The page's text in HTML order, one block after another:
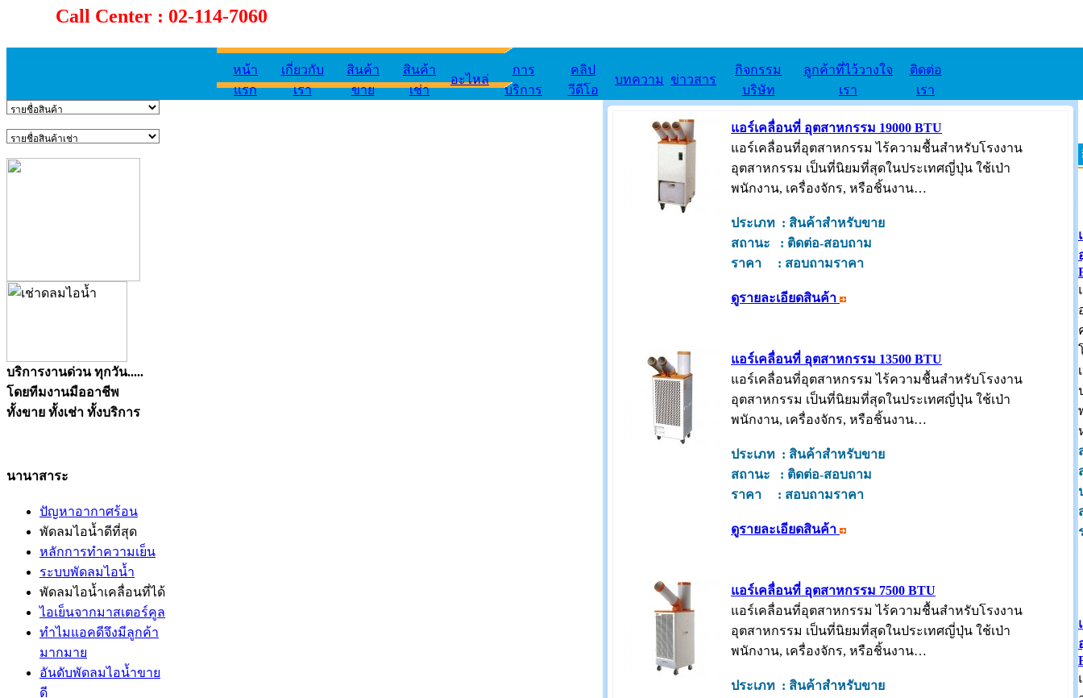
Call Center : 02-114-7060
หน้า
แรก
เกี่ยวกับ
เรา
สินค้า
ขาย
สินค้า
เช่า
อะไหล่
การ
บริการ
คลิป
วีดีโอ
บทความ ข่าวสาร
กิจกรรม
บริษัท
ลูกค้าที่ไว้วางใจ
เรา
ติดต่อ
เรา
บริการงานด่วน ทุกวัน.....
โดยทีมงานมืออาชีพ
ทั้งขาย ทั้งเช่า ทั้งบริการ
นานาสาระ
ปัญหาอากาศร้อน
พัดลมไอน้ำดีที่สุด
หลักการทำความเย็น
ระบบพัดลมไอน้ำ
พัดลมไอน้ำเคลื่อนที่ได้
ไอเย็นจากมาสเตอร์คูล
ทำไมแอคดีจึงมีลูกค้า
มากมาย
อันดับพัดลมไอน้ำขาย
ดี
แอร์เคลื่อนที่ อุตสาหกรรม 19000 BTU
แอร์เคลื่อนที่อุตสาหกรรม ไร้ความชื้นสำหรับโรงงาน
อุตสาหกรรม เป็นที่นิยมที่สุดในประเทศญี่ปุ่น ใช้เป่า
พนักงาน, เครื่องจักร, หรือชิ้นงาน…
ประเภท : สินค้าสำหรับขาย
สถานะ : ติดต่อ-สอบถาม
ราคา : สอบถามราคา
ดูรายละเอียดสินค้า
แอร์เคลื่อนที่ อุตสาหกรรม 13500 BTU
แอร์เคลื่อนที่อุตสาหกรรม ไร้ความชื้นสำหรับโรงงาน
อุตสาหกรรม เป็นที่นิยมที่สุดในประเทศญี่ปุ่น ใช้เป่า
พนักงาน, เครื่องจักร, หรือชิ้นงาน…
ประเภท : สินค้าสำหรับขาย
สถานะ : ติดต่อ-สอบถาม
ราคา : สอบถามราคา
ดูรายละเอียดสินค้า
แอร์เคลื่อนที่ อุตสาหกรรม 7500 BTU
แอร์เคลื่อนที่อุตสาหกรรม ไร้ความชื้นสำหรับโรงงาน
อุตสาหกรรม เป็นที่นิยมที่สุดในประเทศญี่ปุ่น ใช้เป่า
พนักงาน, เครื่องจักร, หรือชิ้นงาน…
ประเภท : สินค้าสำหรับขาย